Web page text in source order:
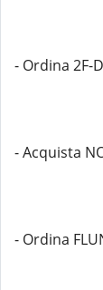
- Ordina 2F-
- Acquista
- Ordina